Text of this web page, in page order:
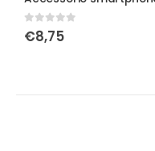
0Su 5
€8,75